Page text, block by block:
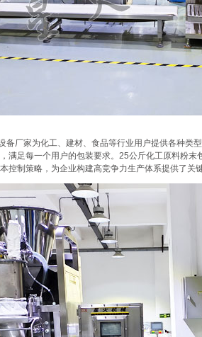
厂家为化工、建材、食品等行业用户提供各种类
满足每一个用户的包装要求。25公斤化工原料粉
控制策略，为企业构建高竞争力生产体系提供了关